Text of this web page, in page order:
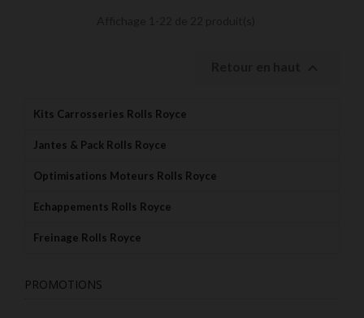
Kits Carrosseries Rolls Royce
Jantes & Pack Rolls Royce
Optimisations Moteurs Rolls Royce
Echappements Rolls Royce
Freinage Rolls Royce
PROMOTIONS